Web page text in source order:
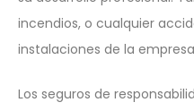
incendios, o cualquier
instalaciones de la
Los seguros de